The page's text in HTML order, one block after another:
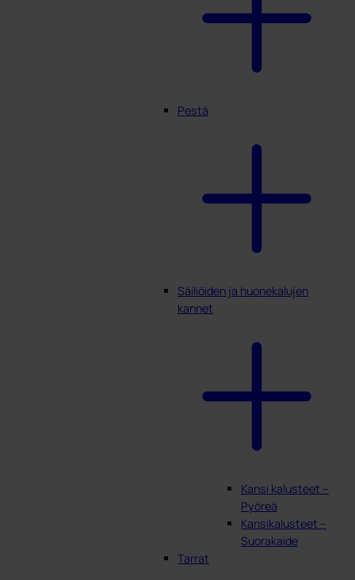
Pestä
Säiliöiden ja huonekalujen
kannet
Kansi kalusteet –
Pyöreä
Kansikalusteet –
Suorakaide
Tarrat